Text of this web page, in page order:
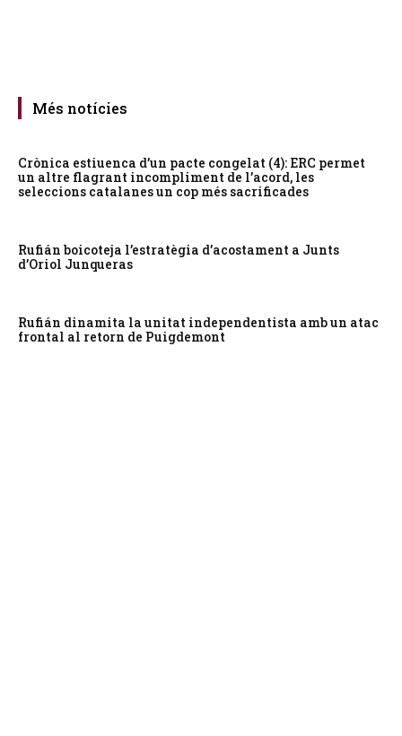
Més notícies
Crònica estiuenca d’un pacte congelat (4): ERC permet
un altre flagrant incompliment de l’acord, les
seleccions catalanes un cop més sacrificades
Rufián boicoteja l’estratègia d’acostament a Junts
d’Oriol Junqueras
Rufián dinamita la unitat independentista amb un atac
frontal al retorn de Puigdemont